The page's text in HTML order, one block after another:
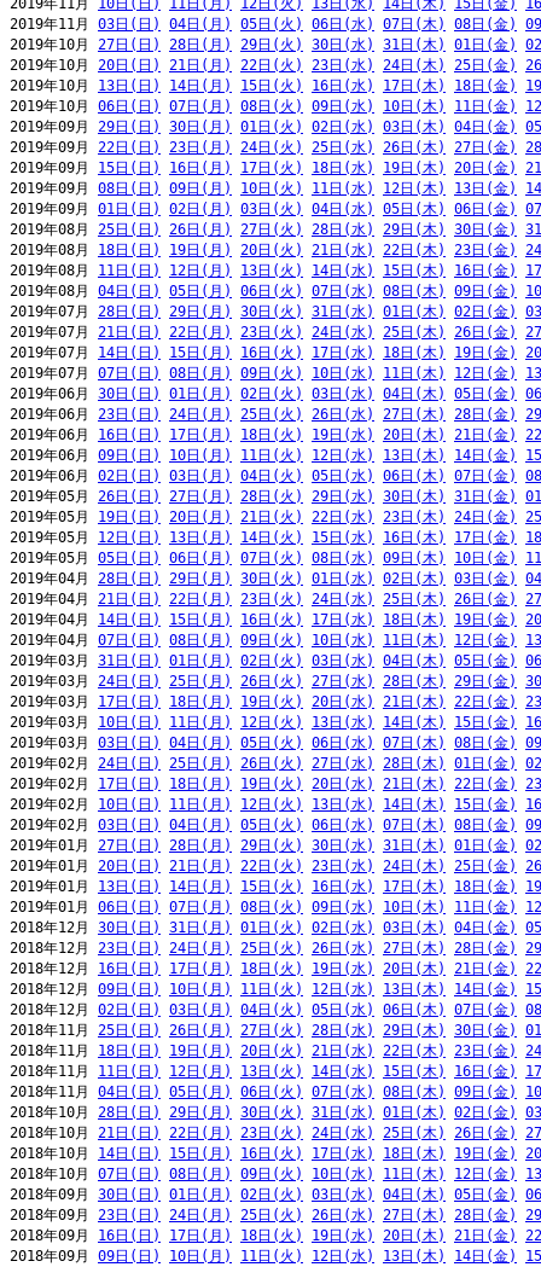
2019年11月 10日(日) 11日(月) 12日(火) 13日(水) 14日(木) 15日(金)
2019年11月 03日(日) 04日(月) 05日(火) 06日(水) 07日(木) 08日(金)
2019年10月 27日(日) 28日(月) 29日(火) 30日(水) 31日(木) 01日(金)
2019年10月 20日(日) 21日(月) 22日(火) 23日(水) 24日(木) 25日(金)
2019年10月 13日(日) 14日(月) 15日(火) 16日(水) 17日(木) 18日(金)
2019年10月 06日(日) 07日(月) 08日(火) 09日(水) 10日(木) 11日(金)
2019年09月 29日(日) 30日(月) 01日(火) 02日(水) 03日(木) 04日(金)
2019年09月 22日(日) 23日(月) 24日(火) 25日(水) 26日(木) 27日(金)
2019年09月 15日(日) 16日(月) 17日(火) 18日(水) 19日(木) 20日(金)
2019年09月 08日(日) 09日(月) 10日(火) 11日(水) 12日(木) 13日(金)
2019年09月 01日(日) 02日(月) 03日(火) 04日(水) 05日(木) 06日(金)
2019年08月 25日(日) 26日(月) 27日(火) 28日(水) 29日(木) 30日(金)
2019年08月 18日(日) 19日(月) 20日(火) 21日(水) 22日(木) 23日(金)
2019年08月 11日(日) 12日(月) 13日(火) 14日(水) 15日(木) 16日(金)
2019年08月 04日(日) 05日(月) 06日(火) 07日(水) 08日(木) 09日(金)
2019年07月 28日(日) 29日(月) 30日(火) 31日(水) 01日(木) 02日(金)
2019年07月 21日(日) 22日(月) 23日(火) 24日(水) 25日(木) 26日(金)
2019年07月 14日(日) 15日(月) 16日(火) 17日(水) 18日(木) 19日(金)
2019年07月 07日(日) 08日(月) 09日(火) 10日(水) 11日(木) 12日(金)
2019年06月 30日(日) 01日(月) 02日(火) 03日(水) 04日(木) 05日(金)
2019年06月 23日(日) 24日(月) 25日(火) 26日(水) 27日(木) 28日(金)
2019年06月 16日(日) 17日(月) 18日(火) 19日(水) 20日(木) 21日(金)
2019年06月 09日(日) 10日(月) 11日(火) 12日(水) 13日(木) 14日(金)
2019年06月 02日(日) 03日(月) 04日(火) 05日(水) 06日(木) 07日(金)
2019年05月 26日(日) 27日(月) 28日(火) 29日(水) 30日(木) 31日(金)
2019年05月 19日(日) 20日(月) 21日(火) 22日(水) 23日(木) 24日(金)
2019年05月 12日(日) 13日(月) 14日(火) 15日(水) 16日(木) 17日(金)
2019年05月 05日(日) 06日(月) 07日(火) 08日(水) 09日(木) 10日(金)
2019年04月 28日(日) 29日(月) 30日(火) 01日(水) 02日(木) 03日(金)
2019年04月 21日(日) 22日(月) 23日(火) 24日(水) 25日(木) 26日(金)
2019年04月 14日(日) 15日(月) 16日(火) 17日(水) 18日(木) 19日(金)
2019年04月 07日(日) 08日(月) 09日(火) 10日(水) 11日(木) 12日(金)
2019年03月 31日(日) 01日(月) 02日(火) 03日(水) 04日(木) 05日(金)
2019年03月 24日(日) 25日(月) 26日(火) 27日(水) 28日(木) 29日(金)
2019年03月 17日(日) 18日(月) 19日(火) 20日(水) 21日(木) 22日(金)
2019年03月 10日(日) 11日(月) 12日(火) 13日(水) 14日(木) 15日(金)
2019年03月 03日(日) 04日(月) 05日(火) 06日(水) 07日(木) 08日(金)
2019年02月 24日(日) 25日(月) 26日(火) 27日(水) 28日(木) 01日(金)
2019年02月 17日(日) 18日(月) 19日(火) 20日(水) 21日(木) 22日(金)
2019年02月 10日(日) 11日(月) 12日(火) 13日(水) 14日(木) 15日(金)
2019年02月 03日(日) 04日(月) 05日(火) 06日(水) 07日(木) 08日(金)
2019年01月 27日(日) 28日(月) 29日(火) 30日(水) 31日(木) 01日(金)
2019年01月 20日(日) 21日(月) 22日(火) 23日(水) 24日(木) 25日(金)
2019年01月 13日(日) 14日(月) 15日(火) 16日(水) 17日(木) 18日(金)
2019年01月 06日(日) 07日(月) 08日(火) 09日(水) 10日(木) 11日(金)
2018年12月 30日(日) 31日(月) 01日(火) 02日(水) 03日(木) 04日(金)
2018年12月 23日(日) 24日(月) 25日(火) 26日(水) 27日(木) 28日(金)
2018年12月 16日(日) 17日(月) 18日(火) 19日(水) 20日(木) 21日(金)
2018年12月 09日(日) 10日(月) 11日(火) 12日(水) 13日(木) 14日(金)
2018年12月 02日(日) 03日(月) 04日(火) 05日(水) 06日(木) 07日(金)
2018年11月 25日(日) 26日(月) 27日(火) 28日(水) 29日(木) 30日(金)
2018年11月 18日(日) 19日(月) 20日(火) 21日(水) 22日(木) 23日(金)
2018年11月 11日(日) 12日(月) 13日(火) 14日(水) 15日(木) 16日(金)
2018年11月 04日(日) 05日(月) 06日(火) 07日(水) 08日(木) 09日(金)
2018年10月 28日(日) 29日(月) 30日(火) 31日(水) 01日(木) 02日(金)
2018年10月 21日(日) 22日(月) 23日(火) 24日(水) 25日(木) 26日(金)
2018年10月 14日(日) 15日(月) 16日(火) 17日(水) 18日(木) 19日(金)
2018年10月 07日(日) 08日(月) 09日(火) 10日(水) 11日(木) 12日(金)
2018年09月 30日(日) 01日(月) 02日(火) 03日(水) 04日(木) 05日(金)
2018年09月 23日(日) 24日(月) 25日(火) 26日(水) 27日(木) 28日(金)
2018年09月 16日(日) 17日(月) 18日(火) 19日(水) 20日(木) 21日(金)
2018年09月 09日(日) 10日(月) 11日(火) 12日(水) 13日(木) 14日(金)